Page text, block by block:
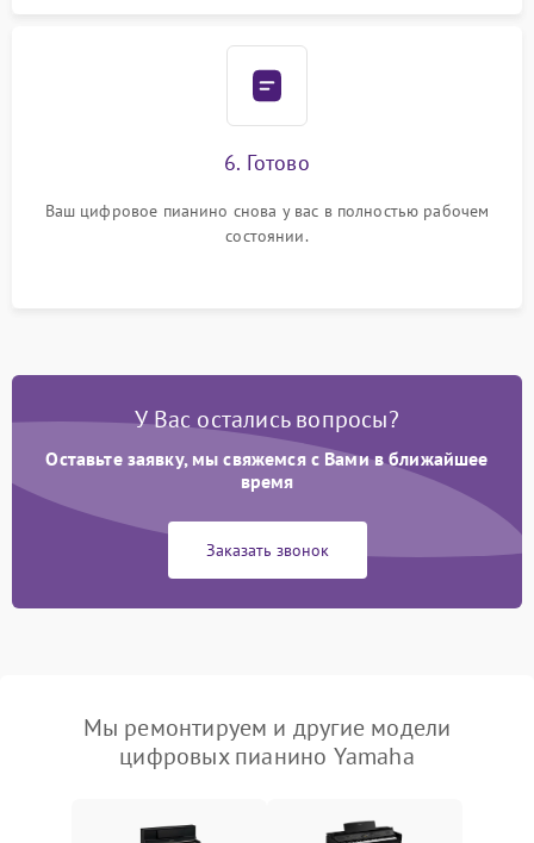
6. Готово
Ваш цифровое пианино снова у вас в полностью рабочем
состоянии.
У Вас остались вопросы?
Оставьте заявку, мы свяжемся с Вами в ближайшее
время
Заказать звонок
Мы ремонтируем и другие модели
цифровых пианино Yamaha